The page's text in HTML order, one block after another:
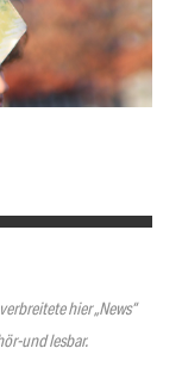
hier „News“
und lesbar.